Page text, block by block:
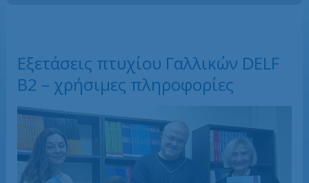
Εξετάσεις πτυχίου Γαλλικών DELF
Β2 – χρήσιμες πληροφορίες